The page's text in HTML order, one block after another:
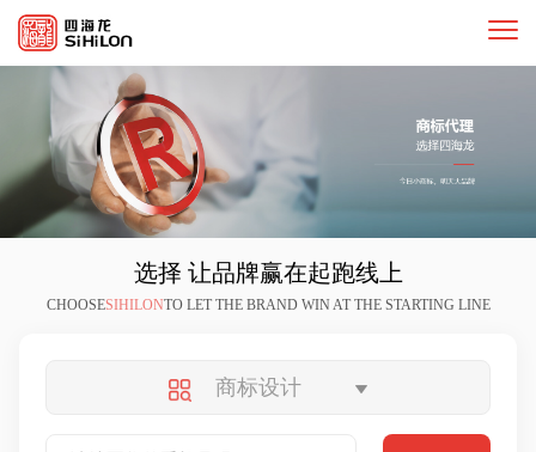
选择 让品牌赢在起跑线上
CHOOSESIHILONTO LET THE BRAND WIN AT THE STARTING LINE
商标设计